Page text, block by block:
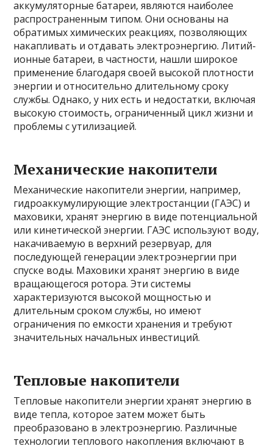
аккумуляторные батареи, являются наиболее
распространенным типом. Они основаны на
обратимых химических реакциях, позволяющих
накапливать и отдавать электроэнергию. Литий-
ионные батареи, в частности, нашли широкое
применение благодаря своей высокой плотности
энергии и относительно длительному сроку
службы. Однако, у них есть и недостатки, включая
высокую стоимость, ограниченный цикл жизни и
проблемы с утилизацией.
Механические накопители
Механические накопители энергии, например,
гидроаккумулирующие электростанции (ГАЭС) и
маховики, хранят энергию в виде потенциальной
или кинетической энергии. ГАЭС используют воду,
накачиваемую в верхний резервуар, для
последующей генерации электроэнергии при
спуске воды. Маховики хранят энергию в виде
вращающегося ротора. Эти системы
характеризуются высокой мощностью и
длительным сроком службы, но имеют
ограничения по емкости хранения и требуют
значительных начальных инвестиций.
Тепловые накопители
Тепловые накопители энергии хранят энергию в
виде тепла, которое затем может быть
преобразовано в электроэнергию. Различные
технологии теплового накопления включают в